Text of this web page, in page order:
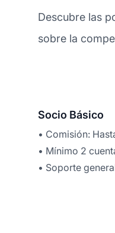
Descubre las
sobre la
Socio Básico
• Comisión:
• Mínimo 2
• Soporte